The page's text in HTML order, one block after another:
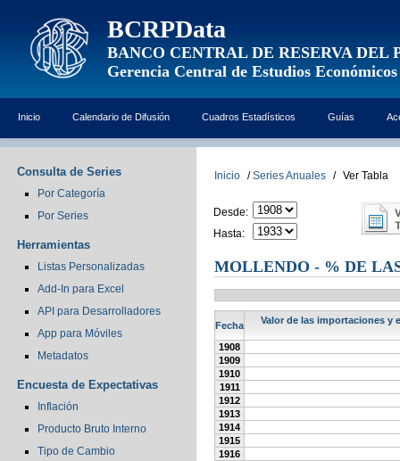
BCRPData
BANCO CENTRAL DE RESERVA DEL
Gerencia Central de Estudios Económicos
Inicio Calendario de Difusión Cuadros Estadísticos Guías
Consulta de Series
Por Categoría
Por Series
Herramientas
Listas Personalizadas
Add-In para Excel
API para Desarrolladores
App para Móviles
Metadatos
Encuesta de Expectativas
Inflación
Producto Bruto Interno
Tipo de Cambio
Inicio / Series Anuales / Ver Tabla
Desde:
Hasta:
MOLLENDO - % DE
Fecha Valor de las importaciones y
1908
1909
1910
1911
1912
1913
1914
1915
1916